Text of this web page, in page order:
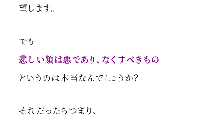
望します。
でも
悲しい顔は悪であり、なくすべきもの
というのは本当なんでしょうか？
それだったらつまり、